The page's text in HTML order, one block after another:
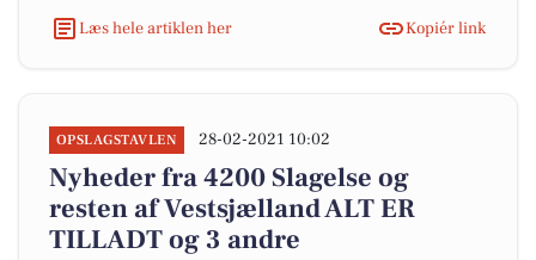
Læs hele artiklen her
Kopiér link
OPSLAGSTAVLEN 28-02-2021 10:02
Nyheder fra 4200 Slagelse og
resten af Vestsjælland ALT ER
TILLADT og 3 andre